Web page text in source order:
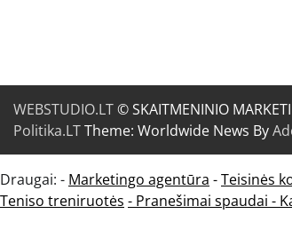
WEBSTUDIO.LT© SKAITMENINIO
Politika.LTTheme: Worldwide News By
Draugai: - Marketingo agentūra -Teisinės
Teniso treniruotės - Pranešimai spaudai -